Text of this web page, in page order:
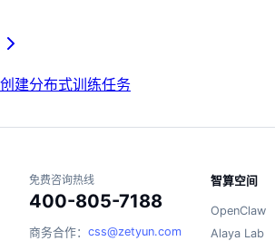
创建分布式训练任务
免费咨询热线
400-805-7188
商务合作： css@zetyun.com
智算空间
OpenClaw
Alaya Lab